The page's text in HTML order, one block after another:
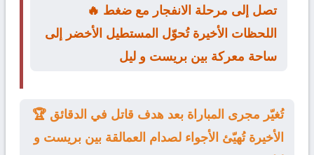
🔥 تصل إلى مرحلة الانفجار مع ضغط
اللحظات الأخيرة تُحوّل المستطيل الأخضر إلى
ساحة معركة بين بريست و ليل
🏆 تُغيّر مجرى المباراة بعد هدف قاتل في الدقائق
الأخيرة تُهيّئ الأجواء لصدام العمالقة بين بريست و